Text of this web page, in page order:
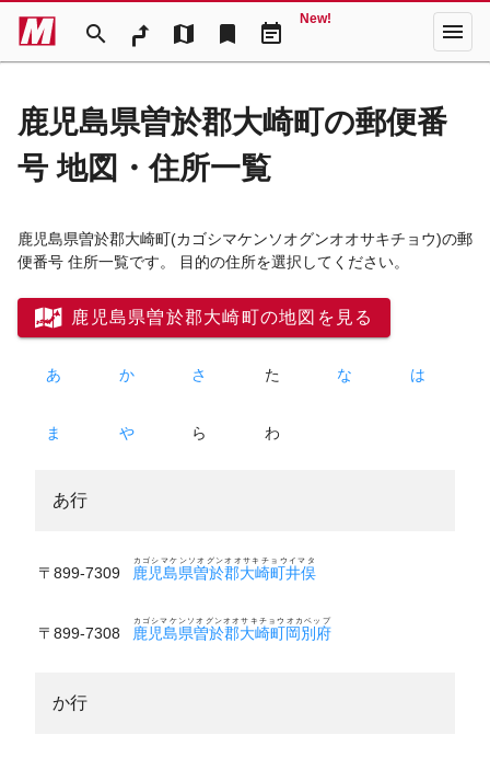
search map bookmark event_note
New! menu
鹿児島県曽於郡大崎町の郵便番
号 地図・住所一覧
鹿児島県曽於郡大崎町(カゴシマケンソオグンオオサキチョウ)の郵
便番号 住所一覧です。 目的の住所を選択してください。
鹿児島県曽於郡大崎町の地図を見る
あ か さ た な は
ま や ら わ
あ行
〒899-7309 鹿児島県曽於郡大崎町井俣
カゴシマケンソオグンオオサキチョウイマタ
〒899-7308 鹿児島県曽於郡大崎町岡別府
カゴシマケンソオグンオオサキチョウオカベップ
か行